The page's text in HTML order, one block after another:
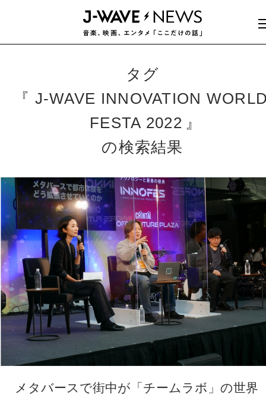
タグ
J-WAVE INNOVATION
FESTA 2022
の検索結果
メタバースで街中が「チームラボ」の世界